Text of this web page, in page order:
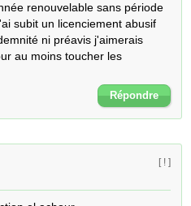
renouvelable sans période
subit un licenciement abusif
ni préavis j'aimerais
au moins toucher les
Répondre
[ ! ]